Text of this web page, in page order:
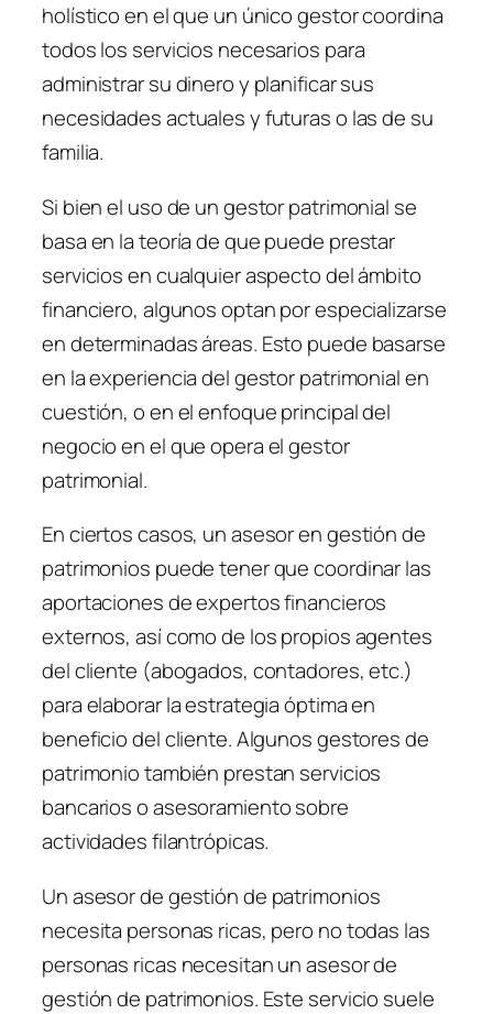
holístico en el que un único gestor coordina
todos los servicios necesarios para
administrar su dinero y planificar sus
necesidades actuales y futuras o las de su
familia.
Si bien el uso de un gestor patrimonial se
basa en la teoría de que puede prestar
servicios en cualquier aspecto del ámbito
financiero, algunos optan por especializarse
en determinadas áreas. Esto puede basarse
en la experiencia del gestor patrimonial en
cuestión, o en el enfoque principal del
negocio en el que opera el gestor
patrimonial.
En ciertos casos, un asesor en gestión de
patrimonios puede tener que coordinar las
aportaciones de expertos financieros
externos, así como de los propios agentes
del cliente (abogados, contadores, etc.)
para elaborar la estrategia óptima en
beneficio del cliente. Algunos gestores de
patrimonio también prestan servicios
bancarios o asesoramiento sobre
actividades filantrópicas.
Un asesor de gestión de patrimonios
necesita personas ricas, pero no todas las
personas ricas necesitan un asesor de
gestión de patrimonios. Este servicio suele